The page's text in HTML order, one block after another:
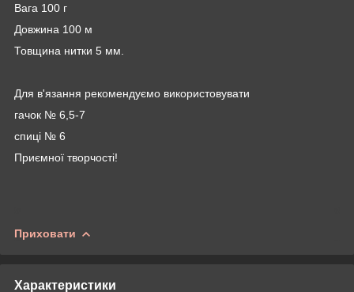
Вага 100 г
Довжина 100 м
Товщина нитки 5 мм.
Для в'язання рекомендуємо використовувати
гачок № 6,5-7
спиці № 6
Приємної творчості!
Приховати
Характеристики